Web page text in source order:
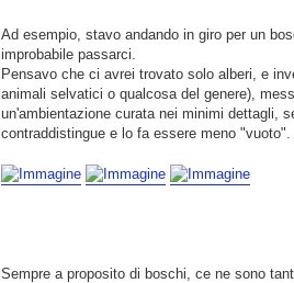
Ad esempio, stavo andando in giro per un
improbabile passarci.
Pensavo che ci avrei trovato solo alberi, e
animali selvatici o qualcosa del genere),
un'ambientazione curata nei minimi dettagli,
contraddistingue e lo fa essere meno "vuoto".
Sempre a proposito di boschi, ce ne sono